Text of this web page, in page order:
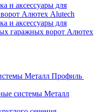
и аксессуары для
Алютех Alutech
и аксессуары для
гаражных ворот Алютех
Металл Профиль
системы Металл